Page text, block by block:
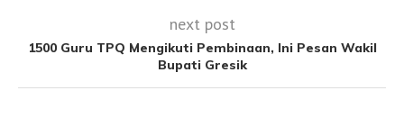
next post
1500 Guru TPQ Mengikuti Pembinaan, Ini Pesan Wakil
Bupati Gresik